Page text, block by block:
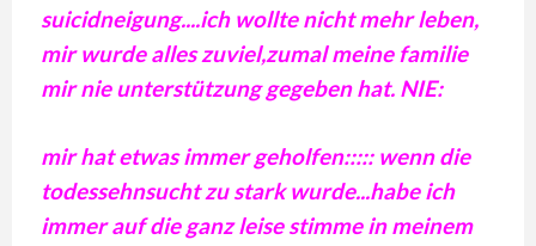
suicidneigung....ich wollte nicht mehr leben,
mir wurde alles zuviel,zumal meine familie
mir nie unterstützung gegeben hat. NIE:
mir hat etwas immer geholfen::::: wenn die
todessehnsucht zu stark wurde...habe ich
immer auf die ganz leise stimme in meinem